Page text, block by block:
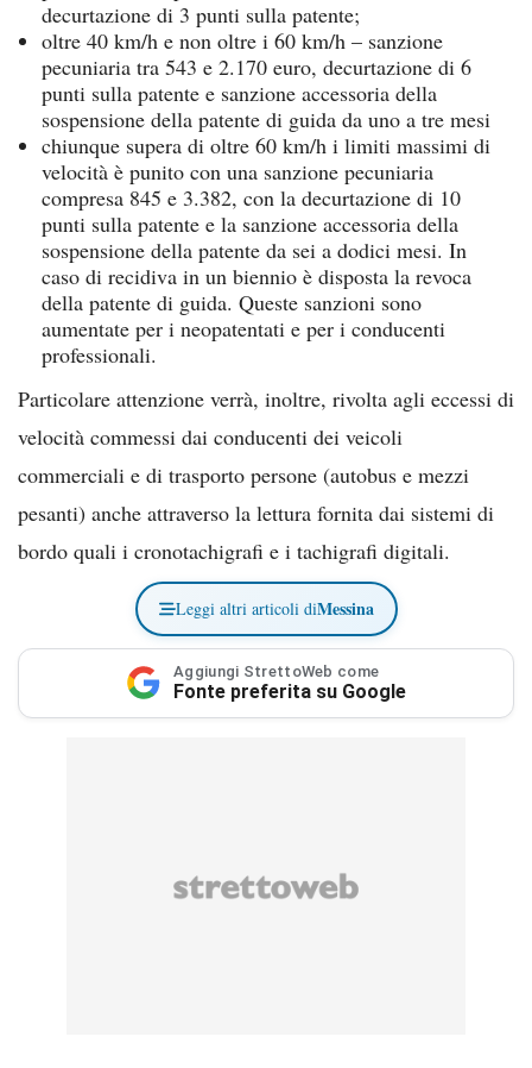
decurtazione di 3 punti sulla patente;
oltre 40 km/h e non oltre i 60 km/h – sanzione
pecuniaria tra 543 e 2.170 euro, decurtazione di 6
punti sulla patente e sanzione accessoria della
sospensione della patente di guida da uno a tre mesi
chiunque supera di oltre 60 km/h i limiti massimi di
velocità è punito con una sanzione pecuniaria
compresa 845 e 3.382, con la decurtazione di 10
punti sulla patente e la sanzione accessoria della
sospensione della patente da sei a dodici mesi. In
caso di recidiva in un biennio è disposta la revoca
della patente di guida. Queste sanzioni sono
aumentate per i neopatentati e per i conducenti
professionali.
Particolare attenzione verrà, inoltre, rivolta agli eccessi di
velocità commessi dai conducenti dei veicoli
commerciali e di trasporto persone (autobus e mezzi
pesanti) anche attraverso la lettura fornita dai sistemi di
bordo quali i cronotachigrafi e i tachigrafi digitali.
Leggi altri articoli diMessina
Aggiungi StrettoWeb come
Fonte preferita su Google